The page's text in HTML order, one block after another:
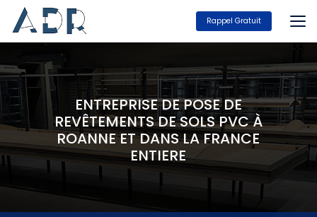
contenu
principal
Rappel Gratuit
ENTREPRISE DE POSE DE
REVÊTEMENTS DE SOLS PVC À
ROANNE ET DANS LA FRANCE
ENTIERE